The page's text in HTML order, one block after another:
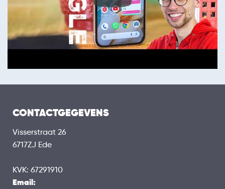
CONTACTGEGEVENS
Visserstraat 26
6717ZJ Ede
KVK: 67291910
Email: